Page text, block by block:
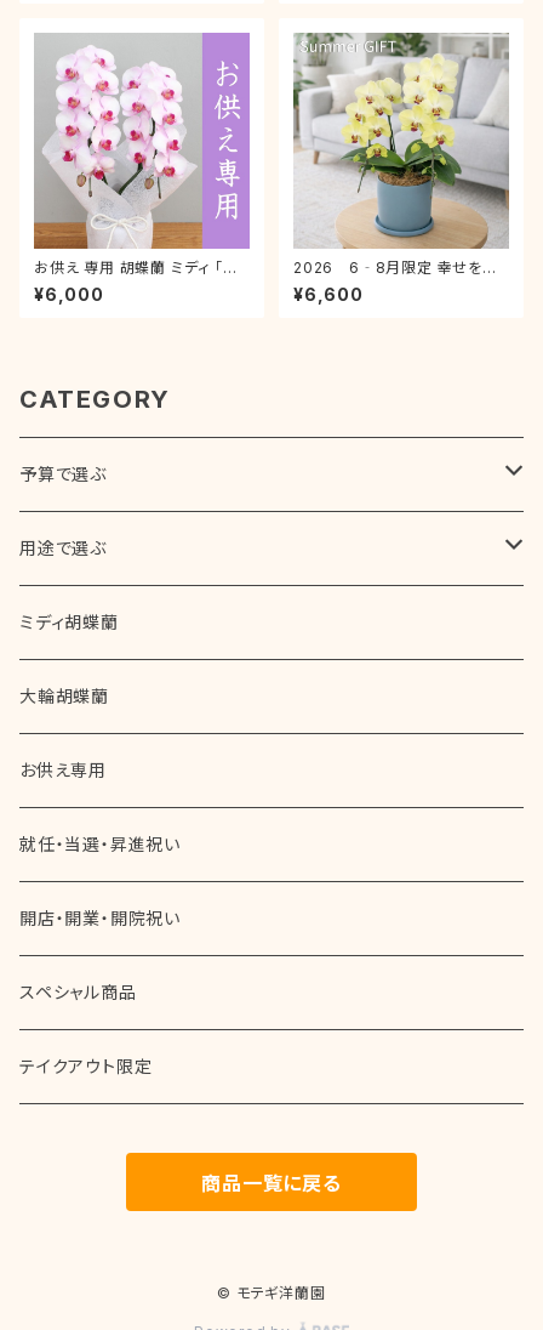
お供え 専用 胡蝶蘭 ミディ 「ア
ヤ・モモ」 2本立 ラッピング付き
お悔やみ お彼岸 初盆 新盆 喪
¥6,000
2026 6‐8月限定 幸せを呼
ぶ黄色い胡蝶蘭 フォーチュンザ
ルツマン ２本立 モテギ洋蘭園
¥6,600
CATEGORY
予算で選ぶ
5,000円～10,000円（税別）
10,000円～20,000円（税別）
20,000円～30,000円（税別）
30,000円以上 （税別）
用途で選ぶ
誕生日
通常のお誕生日プレゼント
長寿のお祝い（還暦・米寿・喜寿など）
開店・開業・開院祝い
就任・昇進祝い
当選・再任・留任祝い
成人祝い
父の日
叙勲・勲章受章祝い
お供え（仏前・枕花・盆・彼岸など）
ミディ胡蝶蘭
大輪胡蝶蘭
お供え専用
就任・当選・昇進祝い
開店・開業・開院祝い
スペシャル商品
テイクアウト限定
商品一覧に戻る
© モテギ洋蘭園